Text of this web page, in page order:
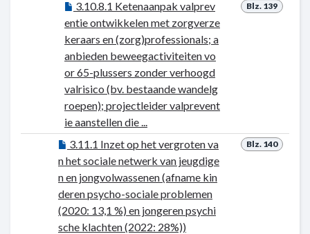
Blz. 139
3.10.8.1 Ketenaanpak valprev
entie ontwikkelen met zorgverze
keraars en (zorg)professionals; a
anbieden beweegactiviteiten vo
or 65-plussers zonder verhoogd
valrisico (bv. bestaande wandelg
roepen); projectleider valprevent
ie aanstellen die ...
Blz. 140
3.11.1 Inzet op het vergroten va
n het sociale netwerk van jeugdige
n en jongvolwassenen (afname kin
deren psycho-sociale problemen
(2020: 13,1 %) en jongeren psychi
sche klachten (2022: 28%))